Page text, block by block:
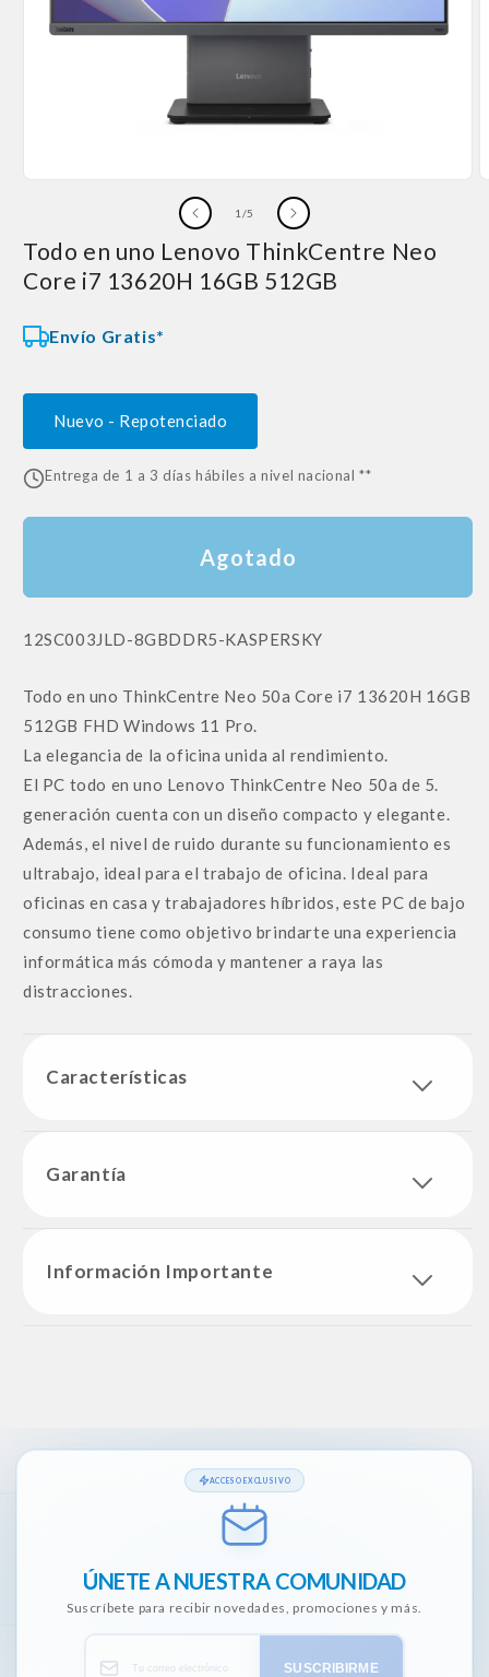
ventana
1 /de5
Todo en uno Lenovo ThinkCentre Neo
Core i7 13620H 16GB 512GB
Envío Gratis*
Nuevo - Repotenciado
Entrega de 1 a 3 días hábiles a nivel nacional **
Agotado
SKU:
12SC003JLD-8GBDDR5-KASPERSKY
Todo en uno ThinkCentre Neo 50a Core i7 13620H 16GB
512GB FHD Windows 11 Pro.
La elegancia de la oficina unida al rendimiento.
El PC todo en uno Lenovo ThinkCentre Neo 50a de 5.
generación cuenta con un diseño compacto y elegante.
Además, el nivel de ruido durante su funcionamiento es
ultrabajo, ideal para el trabajo de oficina. Ideal para
oficinas en casa y trabajadores híbridos, este PC de bajo
consumo tiene como objetivo brindarte una experiencia
informática más cómoda y mantener a raya las
distracciones.
Características
Garantía
Información Importante
ACCESO EXCLUSIVO
ÚNETE A NUESTRA COMUNIDAD
Suscríbete para recibir novedades, promociones y más.
SUSCRIBIRME